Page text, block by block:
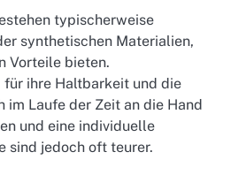
typischerweise
synthetischen Materialien,
Vorteile bieten.
für ihre Haltbarkeit und die
im Laufe der Zeit an die Hand
und eine individuelle
sind jedoch oft teurer.